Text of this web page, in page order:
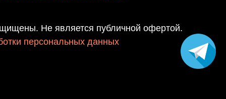
Не является публичной офертой.
персональных данных